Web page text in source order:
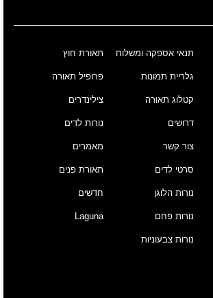
תנאי אספקה ומשלוח
גלריית תמונות
קטלוג תאורה
דרושים
צור קשר
תאורת חוץ
פרופיל תאורה
צילינדרים
נורות לדים
מאמרים
סרטי לדים
נורות הלוגן
נורות פחם
נורות צבעוניות
תאורת פנים
חדשים
Laguna